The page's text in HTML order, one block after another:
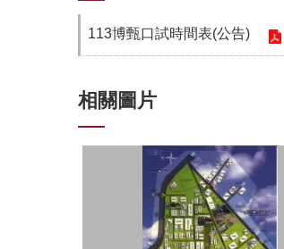
113博甄口試時間表(公告)
相關圖片